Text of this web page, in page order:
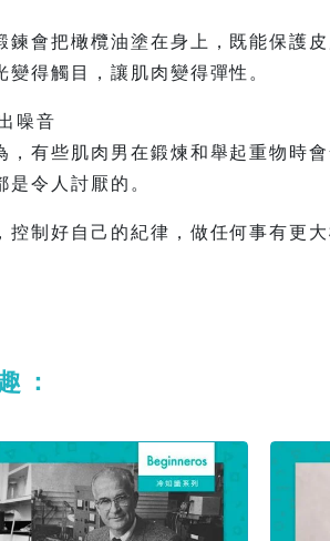
鍊會把橄欖油塗在身上，既能保護
變得觸目，讓肌肉變得彈性。
噪音
，有些肌肉男在鍛煉和舉起重物時
是令人討厭的。
控制好自己的紀律，做任何事有更大
：